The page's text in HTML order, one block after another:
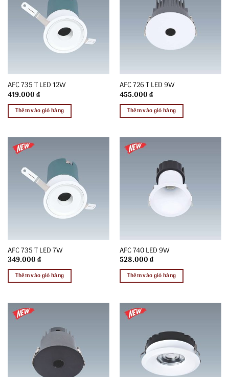
AFC 735 T LED 12W
419.000₫
Thêm vào giỏ hàng
AFC 726 T LED 9W
455.000₫
Thêm vào giỏ hàng
AFC 735 T LED 7W
349.000₫
Thêm vào giỏ hàng
AFC 740 LED 9W
528.000₫
Thêm vào giỏ hàng